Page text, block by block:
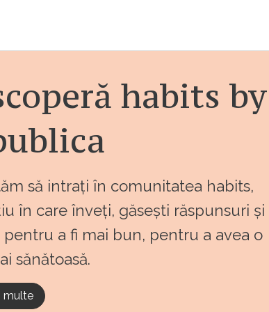
habits by
să intrați în comunitatea habits,
în care înveți, găsești răspunsuri și
pentru a fi mai bun, pentru a avea o
sănătoasă.
multe